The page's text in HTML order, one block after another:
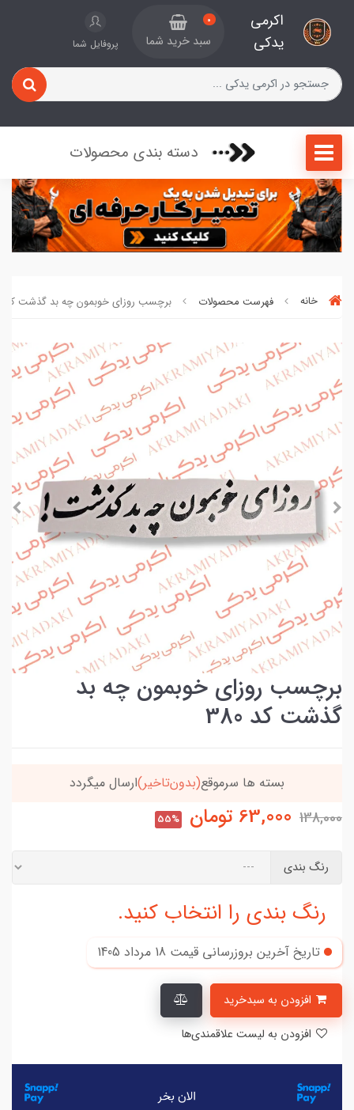
اکرمی
یدکی
0
سبد خرید شما پروفایل شما
دسته بندی محصولات
خانه فهرست محصولات برچسب روزای خوبمون چه بد گذشت کد 380
برچسب روزای خوبمون چه بد
گذشت کد 380
خریدتو به5میلیون برسون،ارسالت‌رایگانه
138,000
63,000 تومان 55%
رنگ بندی
رنگ بندی را انتخاب کنید.
تاریخ آخرین بروزرسانی قیمت 18 مرداد 1405